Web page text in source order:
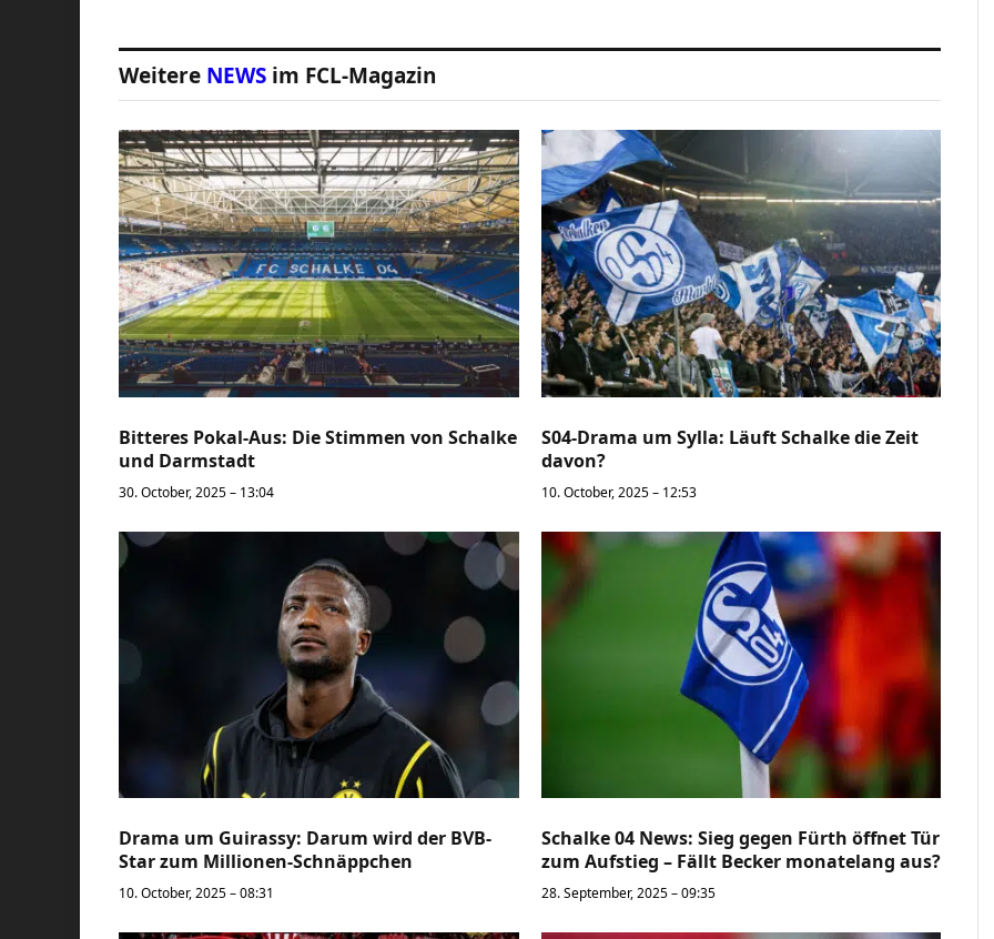
Weitere NEWS im FCL-Magazin
Bitteres Pokal-Aus: Die Stimmen von Schalke
und Darmstadt
30. October, 2025 – 13:04
S04-Drama um Sylla: Läuft Schalke die Zeit
davon?
10. October, 2025 – 12:53
Drama um Guirassy: Darum wird der BVB-
Star zum Millionen-Schnäppchen
10. October, 2025 – 08:31
Schalke 04 News: Sieg gegen Fürth öffnet Tür
zum Aufstieg – Fällt Becker monatelang aus?
28. September, 2025 – 09:35